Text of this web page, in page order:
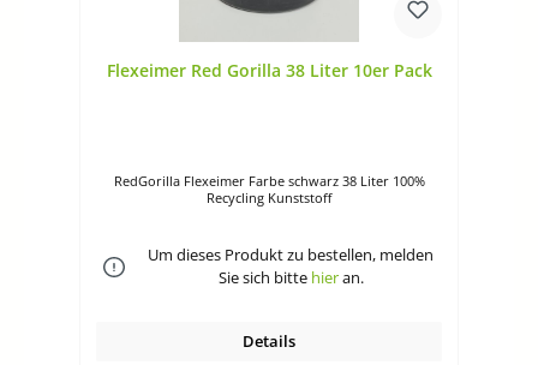
Flexeimer Red Gorilla 38 Liter 10er Pack
RedGorilla Flexeimer Farbe schwarz 38 Liter 100%
Recycling Kunststoff
Um dieses Produkt zu bestellen, melden
Sie sich bitte hieran.
Details